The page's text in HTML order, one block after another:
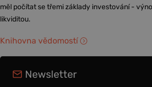
měl počítat se třemi základy investování -
likviditou.
Knihovna vědomostí
Newsletter